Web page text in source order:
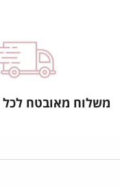
משלוח מאובטח